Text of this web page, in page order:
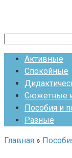
Активные
Спокойные
Сюжетные
Пособия и
Разные
Главная »